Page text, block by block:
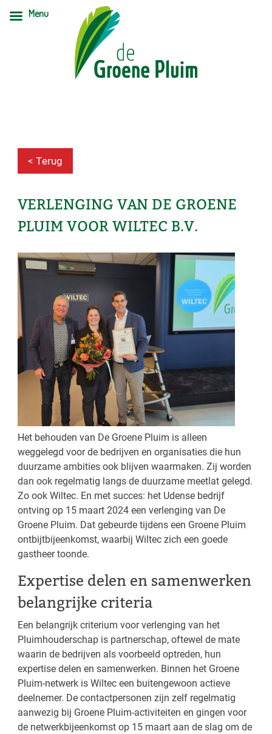
< Terug
VERLENGING VAN DE GROENE
PLUIM VOOR WILTEC B.V.
Het behouden van De Groene Pluim is alleen
weggelegd voor de bedrijven en organisaties die hun
duurzame ambities ook blijven waarmaken. Zij worden
dan ook regelmatig langs de duurzame meetlat gelegd.
Zo ook Wiltec. En met succes: het Udense bedrijf
ontving op 15 maart 2024 een verlenging van De
Groene Pluim. Dat gebeurde tijdens een Groene Pluim
ontbijtbijeenkomst, waarbij Wiltec zich een goede
gastheer toonde.
Expertise delen en samenwerken
belangrijke criteria
Een belangrijk criterium voor verlenging van het
Pluimhouderschap is partnerschap, oftewel de mate
waarin de bedrijven als voorbeeld optreden, hun
expertise delen en samenwerken. Binnen het Groene
Pluim-netwerk is Wiltec een buitengewoon actieve
deelnemer. De contactpersonen zijn zelf regelmatig
aanwezig bij Groene Pluim-activiteiten en gingen voor
de netwerkbijeenkomst op 15 maart aan de slag om de
Menu